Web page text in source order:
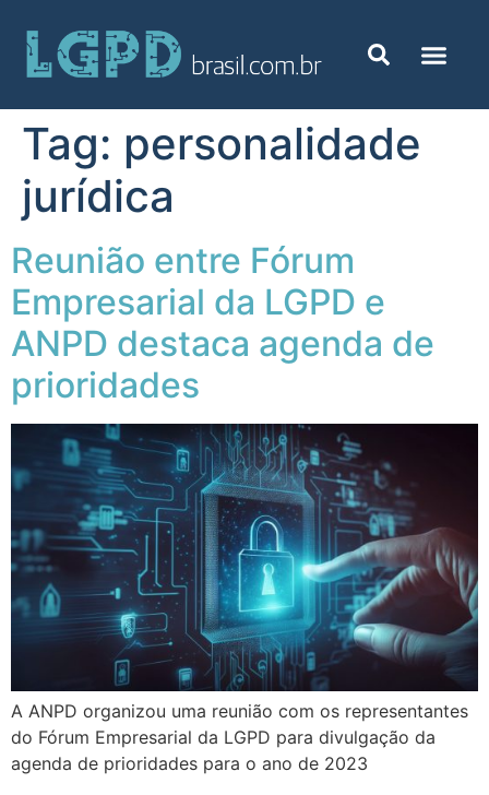
Tag: personalidade
jurídica
Reunião entre Fórum
Empresarial da LGPD e
ANPD destaca agenda de
prioridades
A ANPD organizou uma reunião com os representantes
do Fórum Empresarial da LGPD para divulgação da
agenda de prioridades para o ano de 2023